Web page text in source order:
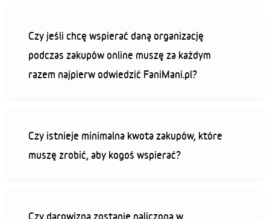
Czy jeśli chcę wspierać daną organizację
podczas zakupów online muszę za każdym
razem najpierw odwiedzić FaniMani.pl?
Czy istnieje minimalna kwota zakupów, które
muszę zrobić, aby kogoś wspierać?
Czy darowizna zostanie naliczona w